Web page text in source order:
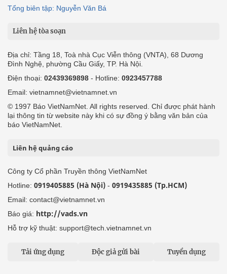
Tổng biên tập: Nguyễn Văn Bá
Liên hệ tòa soạn
Địa chỉ: Tầng 18, Toà nhà Cục Viễn thông (VNTA), 68 Dương
Đình Nghệ, phường Cầu Giấy, TP. Hà Nội.
Điện thoại: 02439369898 - Hotline: 0923457788
Email: vietnamnet@vietnamnet.vn
© 1997 Báo VietNamNet. All rights reserved. Chỉ được phát hành
lại thông tin từ website này khi có sự đồng ý bằng văn bản của
báo VietNamNet.
Liên hệ quảng cáo
Công ty Cổ phần Truyền thông VietNamNet
Hotline: 0919405885 (Hà Nội) - 0919435885 (Tp.HCM)
Email: contact@vietnamnet.vn
Báo giá: http://vads.vn
Hỗ trợ kỹ thuật: support@tech.vietnamnet.vn
Tải ứng dụng Độc giả gửi bài Tuyển dụng